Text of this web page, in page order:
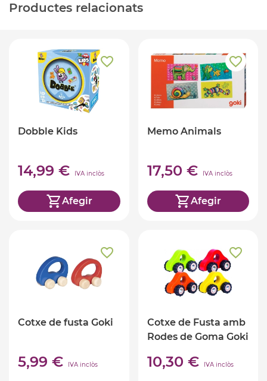
Productes relacionats
Dobble Kids
14,99 € IVA inclòs
Afegir
Memo Animals
17,50 € IVA inclòs
Afegir
Cotxe de fusta Goki
5,99 € IVA inclòs
Cotxe de Fusta amb
Rodes de Goma Goki
10,30 € IVA inclòs